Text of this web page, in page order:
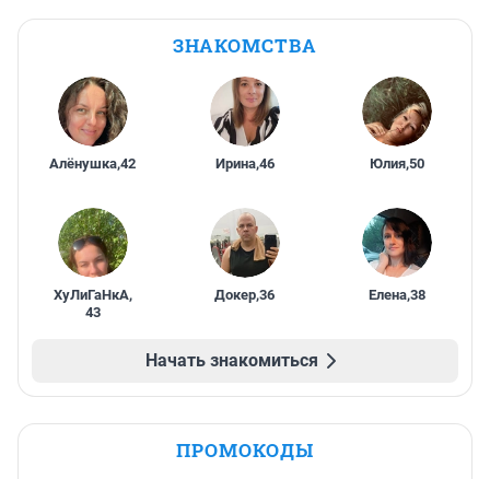
ЗНАКОМСТВА
Алёнушка,42 Ирина,46 Юлия,50
ХуЛиГаНкА,
43
Докер,36 Елена,38
Начать знакомиться
ПРОМОКОДЫ